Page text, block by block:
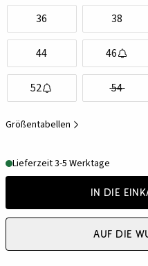
36 38
44 46
52 54
Größentabellen
Lieferzeit 3-5 Werktage
In die
Auf die